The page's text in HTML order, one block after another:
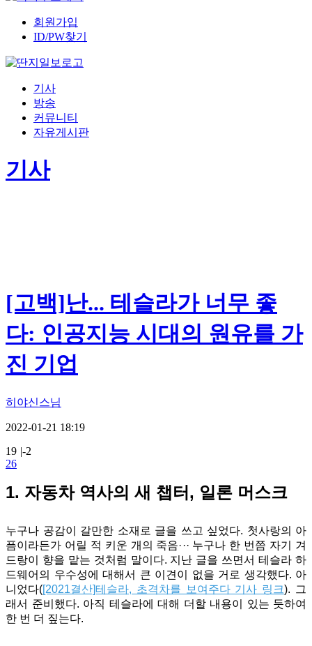
회원가입
ID/PW찾기
기사
방송
커뮤니티
자유게시판
기사
[고백]난... 테슬라가 너무 좋
다: 인공지능 시대의 원유를 가
진 기업
히야신스님
2022-01-21 18:19
19 |-2
26
1. 자동차 역사의 새 챕터, 일론 머스크
누구나 공감이 갈만한 소재로 글을 쓰고 싶었다. 첫사랑의 아
픔이라든가 어릴 적 키운 개의 죽음··· 누구나 한 번쯤 자기 겨
드랑이 향을 맡는 것처럼 말이다. 지난 글을 쓰면서 테슬라 하
드웨어의 우수성에 대해서 큰 이견이 없을 거로 생각했다. 아
니었다([2021결산]테슬라, 초격차를 보여주다 기사 링크). 그
래서 준비했다. 아직 테슬라에 대해 더할 내용이 있는 듯하여
한 번 더 짚는다.